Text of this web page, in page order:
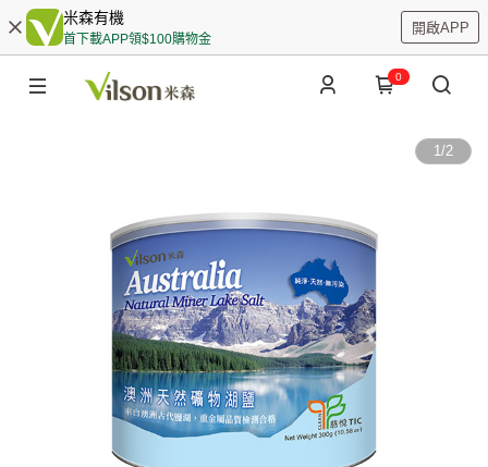
米森有機
首下載APP領$100購物金
開啟APP
0
1/2